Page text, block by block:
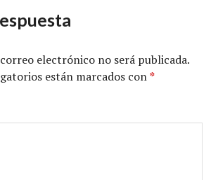
electrónico no será publicada.
están marcados con*